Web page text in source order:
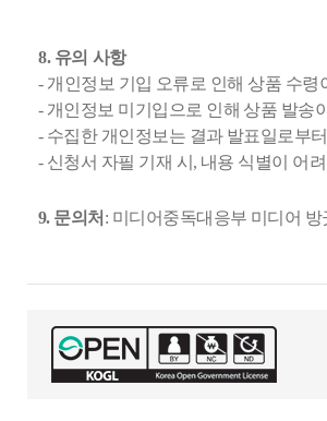
8. 유의 사항
- 개인정보 기입 오류로 인해 상품 수령
- 개인정보 미기입으로 인해 상품 발송
- 수집한 개인정보는 결과 발표일로부터
- 신청서 자필 기재 시 , 내용 식별이 어
9. 문의처 : 미디어중독대응부 미디어